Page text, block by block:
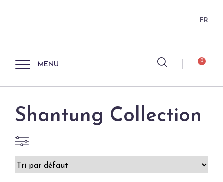
FR
MENU 0
Shantung Collection